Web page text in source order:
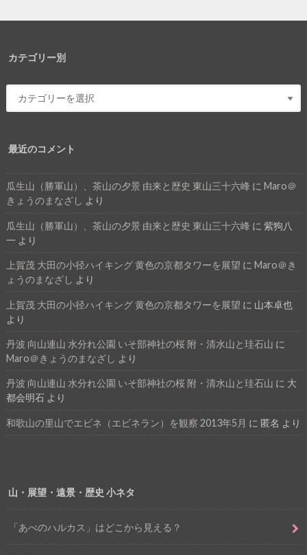
カテゴリー別
最近のコメント
瓜生山（勝軍山）、茶山の夕景 由来と歴史 東山三十六峰 に Maro＠
きょうのまなざし より
瓜生山（勝軍山）、茶山の夕景 由来と歴史 東山三十六峰 に 紫狗八
一 より
上賀茂 大田の小径ハイキング 黄色の京都タワーを展望 に Maro＠き
ょうのまなざし より
上賀茂 大田の小径ハイキング 黄色の京都タワーを展望 に 山本卓也
より
丹波 向山連山 水分れ公園 いそ部神社の桜 附・清水山と珪石山 に
Maro＠きょうのまなざし より
丹波 向山連山 水分れ公園 いそ部神社の桜 附・清水山と珪石山 に 大
都会明石より
和歌山の里山でエビネ（エビネラン）を観察 2013年5月 に 匿名 より
山・展望・遠景・歴史 小ネタ
「あべのハルカス」はどこから見える？